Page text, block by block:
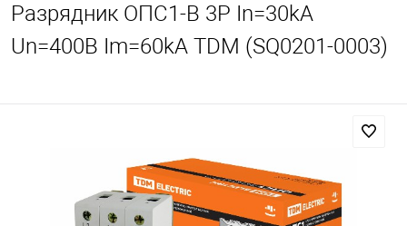
Разрядник ОПС1-B 3Р In=30kA
Un=400B Im=60kA TDM (SQ0201-0003)